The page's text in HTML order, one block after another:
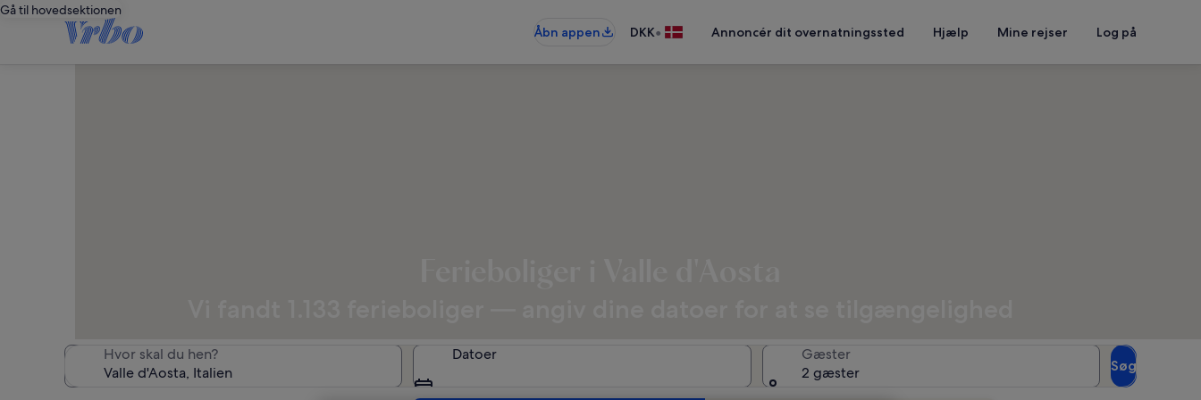
Gå til hovedsektionen
Åbn appen
DKK• Annoncér dit overnatningssted Hjælp Mine rejser Log på
Hvor skal du hen? Datoer
Gæster
2 gæster
Søg